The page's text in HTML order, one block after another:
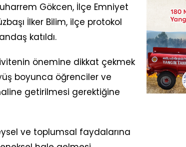
Gökcen, İlçe Emniyet
İlker Bilim, ilçe protokol
katıldı.
önemine dikkat çekmek
boyunca öğrenciler ve
getirilmesi gerektiğine
ve toplumsal faydalarına